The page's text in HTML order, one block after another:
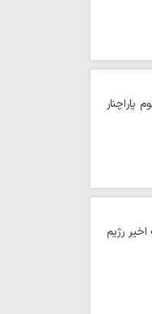
رژیم